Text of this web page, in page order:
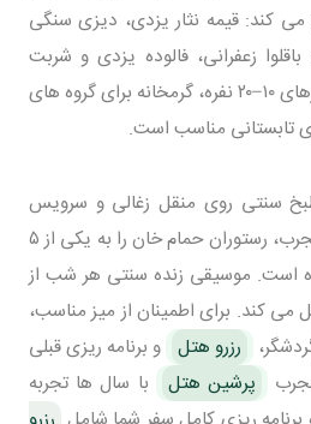
کند: قیمه نثار یزدی، دیزی سنگی
زعفرانی، فالوده یزدی و شربت
های سنتی. سربینه برای میزهای ۱۰–۲۰ نفره، گرمخانه برای گروه های
تابستانی مناسب است.
طبخ سنتی روی منقل زغالی و سرویس
دهی سریع توسط کارکنان مجرب، رستوران حمام خان را به یکی از ۵
است. موسیقی زنده سنتی هر شب از
را کامل می کند. برای اطمینان از میز مناسب،
رزرو هتل و برنامه ریزی قبلی
پرشین هتل
با سال ها تجربه